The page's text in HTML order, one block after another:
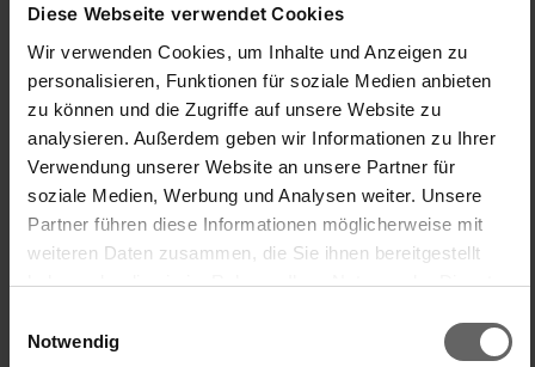
Diese Webseite verwendet Cookies
Wir verwenden Cookies, um Inhalte und Anzeigen zu
personalisieren, Funktionen für soziale Medien anbieten
zu können und die Zugriffe auf unsere Website zu
analysieren. Außerdem geben wir Informationen zu Ihrer
Verwendung unserer Website an unsere Partner für
soziale Medien, Werbung und Analysen weiter. Unsere
Partner führen diese Informationen möglicherweise mit
weiteren Daten zusammen, die Sie ihnen bereitgestellt
haben oder die sie im Rahmen Ihrer Nutzung der Dienste
Cookies, wenn Sie unsere Webseite weiterhin nutzen.
Notwendig
Zachęcony
Czy ta opinia była pomocna? Tak Zgłoś Udostępnij 2 lata temu
M
MarieCherie90